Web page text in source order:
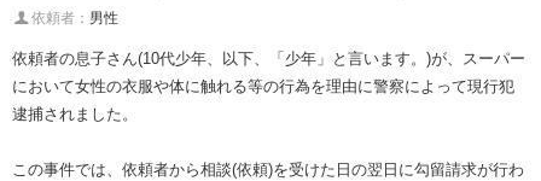
依頼者： 男性
依頼者の息子さん(10代少年、以下、「少年」と言います。)が、スーパー
において女性の衣服や体に触れる等の行為を理由に警察によって現行犯
逮捕されました。
この事件では、依頼者から相談(依頼)を受けた日の翌日に勾留請求が行わ